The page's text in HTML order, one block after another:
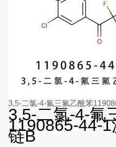
3,5-二氯-4-氟三氟乙酰苯
3,5-二氯-4-氟
1190865-44-1
链B